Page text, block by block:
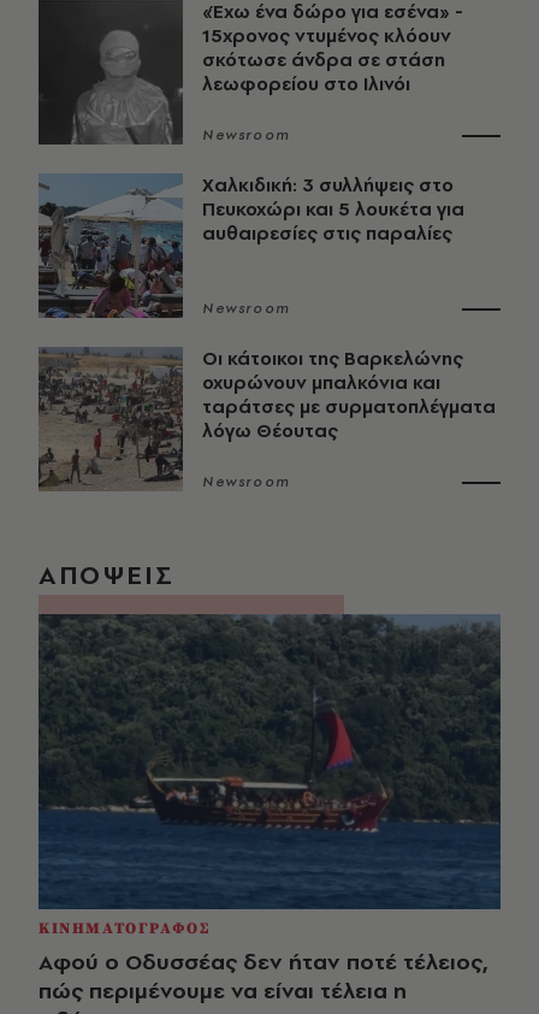
«Έχω ένα δώρο για εσένα» -
15χρονος ντυμένος κλόουν
σκότωσε άνδρα σε στάση
λεωφορείου στο Ιλινόι
Newsroom
Χαλκιδική: 3 συλλήψεις στο
Πευκοχώρι και 5 λουκέτα για
αυθαιρεσίες στις παραλίες
Newsroom
Οι κάτοικοι της Βαρκελώνης
οχυρώνουν μπαλκόνια και
ταράτσες με συρματοπλέγματα
λόγω Θέουτας
Newsroom
ΑΠΟΨΕΙΣ
ΚΙΝΗΜΑΤΟΓΡΑΦΟΣ
Αφού ο Οδυσσέας δεν ήταν ποτέ τέλειος,
πώς περιμένουμε να είναι τέλεια η